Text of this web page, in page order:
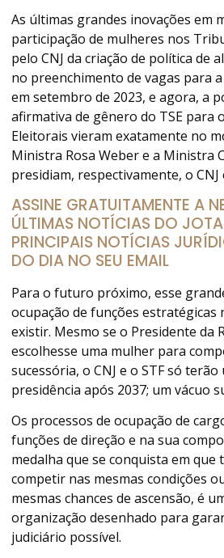
As últimas grandes inovações em
participação de mulheres nos
pelo CNJ da criação de política de
no preenchimento de vagas para
em setembro de 2023, e agora, a
afirmativa de gênero do TSE para
Eleitorais vieram exatamente no
Ministra Rosa Weber e a Ministra
presidiam, respectivamente, o CNJ
ASSINE GRATUITAMENTE A
ÚLTIMAS NOTÍCIAS DO
PRINCIPAIS NOTÍCIAS
DO DIA NO SEU EMAIL
Para o futuro próximo, esse
ocupação de funções estratégicas
existir. Mesmo se o Presidente da
escolhesse uma mulher para
sucessória, o CNJ e o STF só
presidência após 2037; um vácuo
Os processos de ocupação de
funções de direção e na sua
medalha que se conquista em que
competir nas mesmas condições
mesmas chances de ascensão, é
organização desenhado para
judiciário possível.